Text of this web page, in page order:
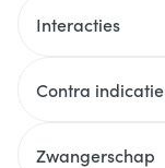
Interacties
Contra indicatie
Zwangerschap